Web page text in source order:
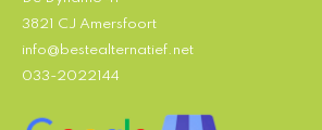
3821 CJ Amersfoort
info@bestealternatief.net
033-2022144